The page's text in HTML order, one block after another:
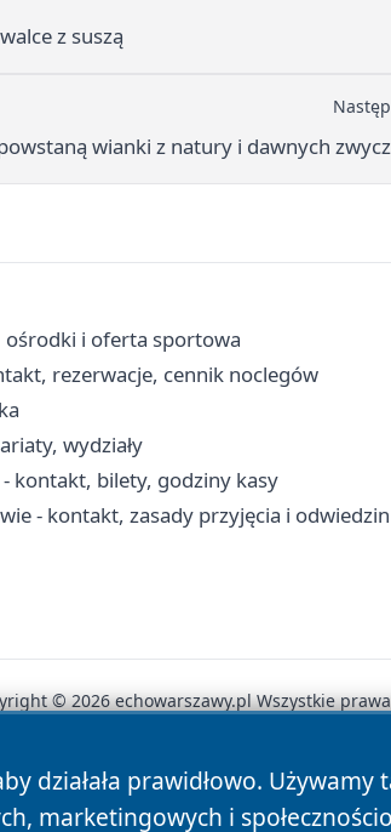
z suszą
wianki z natury i dawnych
ośrodki i oferta sportowa
rezerwacje, cennik noclegów
wydziały
kontakt, bilety, godziny kasy
- kontakt, zasady przyjęcia i odwiedzin
działała prawidłowo.
marketingowych i
© 2026 echowarszawy.pl Wszystkie
Autorzy Polityka Prywatności